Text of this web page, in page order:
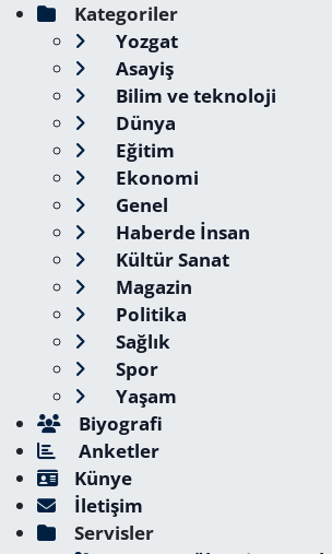
Kategoriler
Yozgat
Asayiş
Bilim ve teknoloji
Dünya
Eğitim
Ekonomi
Genel
Haberde İnsan
Kültür Sanat
Magazin
Politika
Sağlık
Spor
Yaşam
Biyografi
Anketler
Künye
İletişim
Servisler